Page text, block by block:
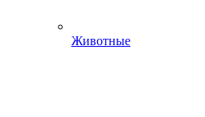
Животные